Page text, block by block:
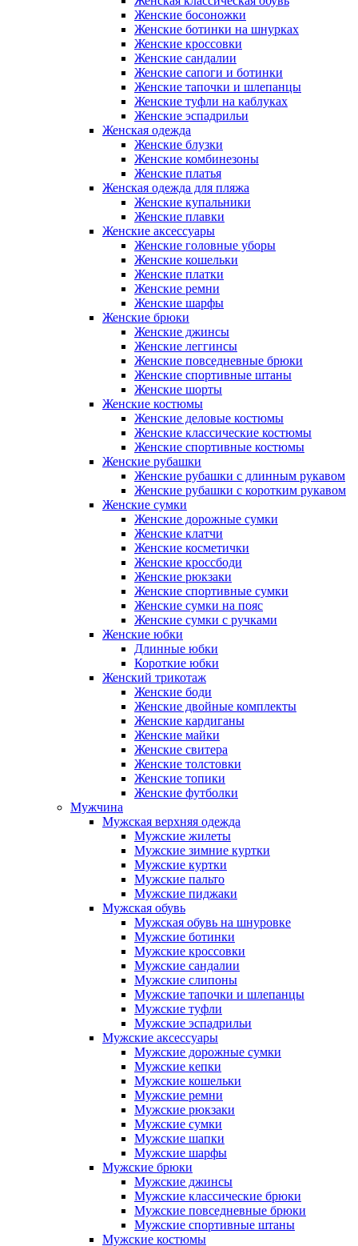
Женские босоножки
Женские ботинки на шнурках
Женские кроссовки
Женские сандалии
Женские сапоги и ботинки
Женские тапочки и шлепанцы
Женские туфли на каблуках
Женские эспадрильи
Женская одежда
Женские блузки
Женские комбинезоны
Женские платья
Женская одежда для пляжа
Женские купальники
Женские плавки
Женские аксессуары
Женские головные уборы
Женские кошельки
Женские платки
Женские ремни
Женские шарфы
Женские брюки
Женские джинсы
Женские леггинсы
Женские повседневные брюки
Женские спортивные штаны
Женские шорты
Женские костюмы
Женские деловые костюмы
Женские классические костюмы
Женские спортивные костюмы
Женские рубашки
Женские рубашки с длинным рукавом
Женские рубашки с коротким рукавом
Женские сумки
Женские дорожные сумки
Женские клатчи
Женские косметички
Женские кроссбоди
Женские рюкзаки
Женские спортивные сумки
Женские сумки на пояс
Женские сумки с ручками
Женские юбки
Длинные юбки
Короткие юбки
Женский трикотаж
Женские боди
Женские двойные комплекты
Женские кардиганы
Женские майки
Женские свитера
Женские толстовки
Женские топики
Женские футболки
Мужчина
Мужская верхняя одежда
Мужские жилеты
Мужские зимние куртки
Мужские куртки
Мужские пальто
Мужские пиджаки
Мужская обувь
Мужская обувь на шнуровке
Мужские ботинки
Мужские кроссовки
Мужские сандалии
Мужские слипоны
Мужские тапочки и шлепанцы
Мужские туфли
Мужские эспадрильи
Мужские аксессуары
Мужские дорожные сумки
Мужские кепки
Мужские кошельки
Мужские ремни
Мужские рюкзаки
Мужские сумки
Мужские шапки
Мужские шарфы
Мужские брюки
Мужские джинсы
Мужские классические брюки
Мужские повседневные брюки
Мужские спортивные штаны
Мужские костюмы